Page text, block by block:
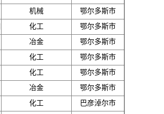
机械
鄂尔多斯市
化工
鄂尔多斯市
冶金
鄂尔多斯市
化工
鄂尔多斯市
化工
鄂尔多斯市
冶金
鄂尔多斯市
化工
巴彦淖尔市